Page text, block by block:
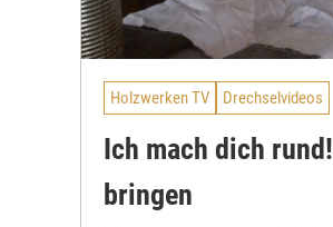
Holzwerken TV Drechselvideos
Ich mach dich
bringen